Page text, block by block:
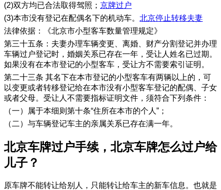
(2)双方均已合法取得驾照； 京牌过户
(3)本市没有登记在配偶名下的机动车。 北京停止转移夫妻
法律依据：《北京市小型客车数量管理规定》
第三十五条：夫妻办理车辆变更、离婚、财产分割登记并办理
车辆过户登记时，婚姻关系已存在一年，受让人姓名已过期。
如果没有在本市登记的小型客车，受让方不需要索引证明。
第二十三条 其名下在本市登记的小型客车有两辆以上的，可
以变更或者转移登记给在本市没有小型客车登记的配偶、子女
或者父母。受让人不需要指标证明文件，须符合下列条件：
（一）属于本细则第十条“住所在本市的个人”；
（二）与车辆登记车主的亲属关系已存在满一年。
北京车牌过户手续，北京车牌怎么过户给
儿子？
原车牌不能转让给别人，只能转让给车主的新车信息。也就是